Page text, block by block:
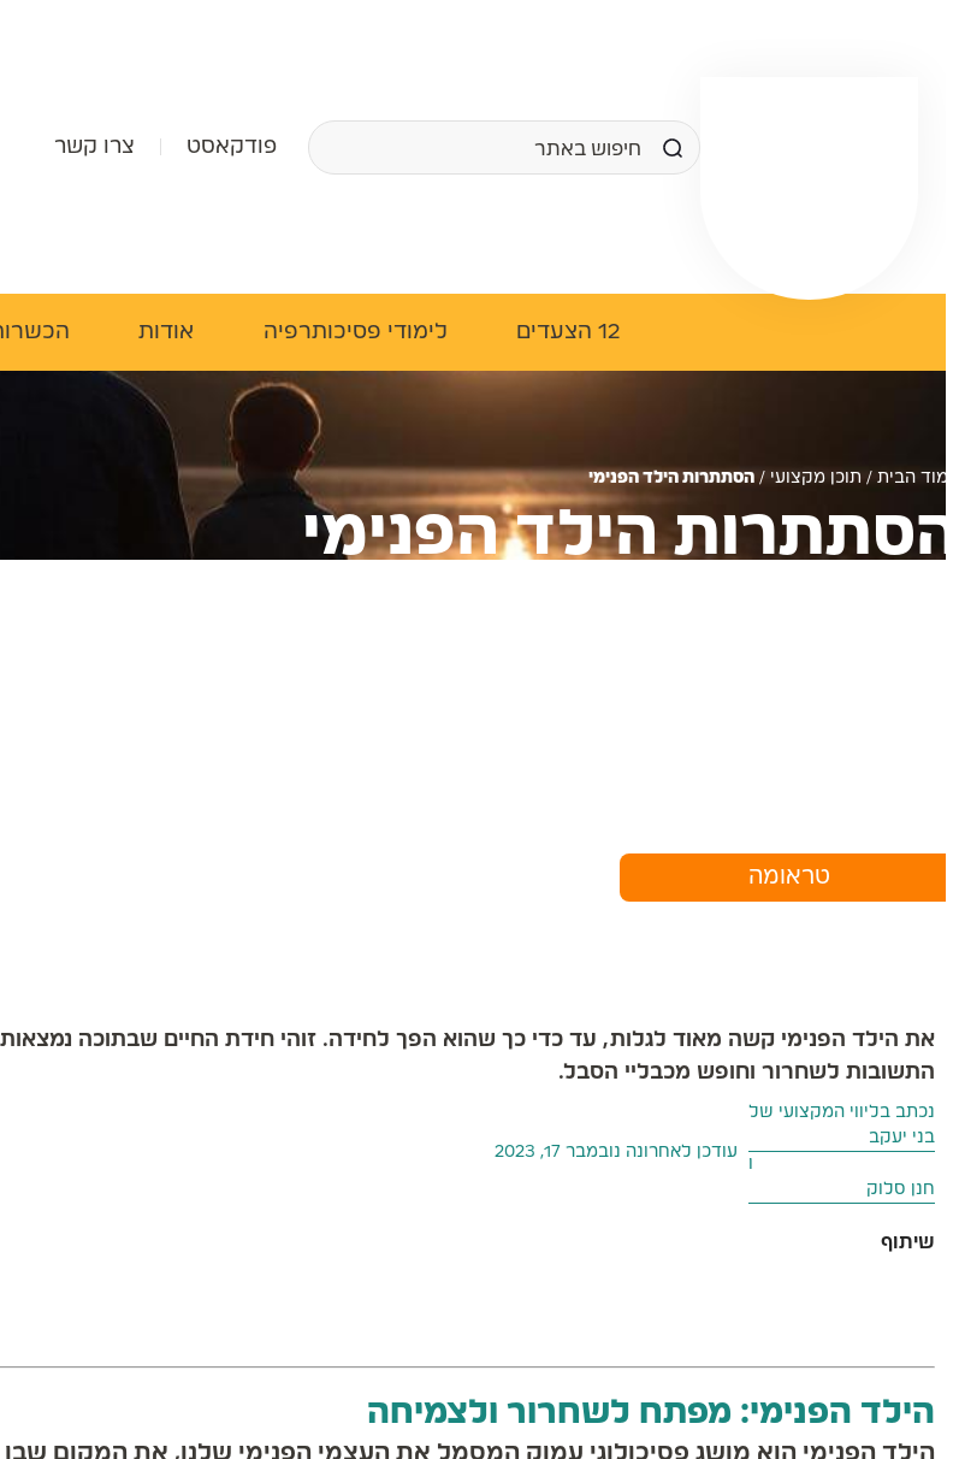
פודקאסט צרו קשר
12 הצעדים לימודי פסיכותרפיה אודות הכשרות
הבית/ תוכן מקצועי/ הסתתרות הילד הפנימי
הילד הפנימי
את הילד הפנימי קשה מאוד לגלות, עד כדי כך שהוא הפך לחידה. זוהי חידת החיים שבתוכה נמצאות
התשובות לשחרור וחופש מכבליי הסבל.
נכתב בליווי המקצועי של
בני יעקב
חנן סלוק
עודכן לאחרונה נובמבר 17, 2023
הילד הפנימי: מפתח לשחרור ולצמיחה
הילד הפנימי הוא מושג פסיכולוגי עמוק המסמל את העצמי הפנימי שלנו, את המקום שבו
טראומה